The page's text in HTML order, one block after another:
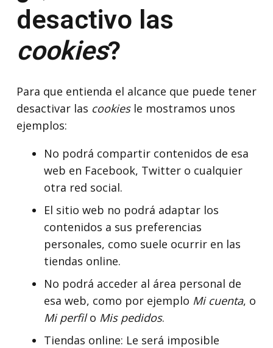
desactivo las
cookies?
Para que entienda el alcance que puede tener
desactivar las cookiesle mostramos unos
ejemplos:
No podrá compartir contenidos de esa
web en Facebook, Twitter o cualquier
otra red social.
El sitio web no podrá adaptar los
contenidos a sus preferencias
personales, como suele ocurrir en las
tiendas online.
No podrá acceder al área personal de
esa web, como por ejemplo Mi cuenta, o
Mi perfilo Mis pedidos.
Tiendas online: Le será imposible